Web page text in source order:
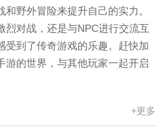
野外冒险来提升自己的实力。
烈对战，还是与NPC进行交流互
受到了传奇游戏的乐趣。赶快加
游的世界，与其他玩家一起开启
+更多